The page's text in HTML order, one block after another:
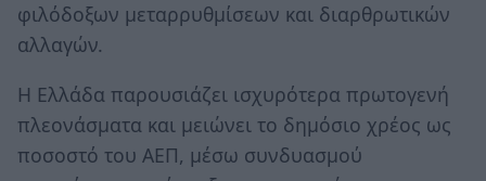
φιλόδοξων μεταρρυθμίσεων και διαρθρωτικών
αλλαγών.
Η Ελλάδα παρουσιάζει ισχυρότερα πρωτογενή
πλεονάσματα και μειώνει το δημόσιο χρέος ως
ποσοστό του ΑΕΠ, μέσω συνδυασμού